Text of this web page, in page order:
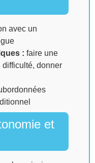
avec un
: faire une
difficulté, donner
et